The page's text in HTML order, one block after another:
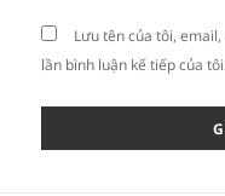
Lưu tên của tôi,
lần bình luận kế tiếp của